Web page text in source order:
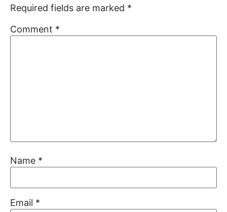
Required fields are marked *
Comment *
Name *
Email *